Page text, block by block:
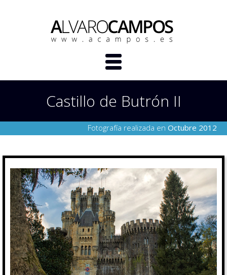
Castillo de Butrón II
Fotografía realizada en Octubre 2012